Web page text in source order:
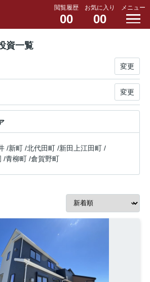
閲覧履歴
00
お気に入り
00
メニュー
資一覧
変更
変更
/新町 /北代田町 /新田上江田町 /
/青柳町 /倉賀野町